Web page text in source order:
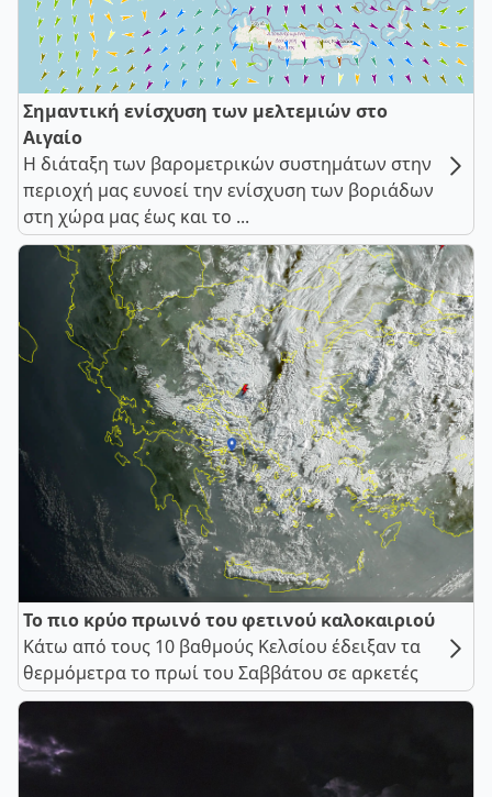
Σημαντική ενίσχυση των μελτεμιών στο
Αιγαίο
Η διάταξη των βαρομετρικών συστημάτων στην
περιοχή μας ευνοεί την ενίσχυση των βοριάδων
στη χώρα μας έως και το ...
Το πιο κρύο πρωινό του φετινού καλοκαιριού
Κάτω από τους 10 βαθμούς Κελσίου έδειξαν τα
θερμόμετρα το πρωί του Σαββάτου σε αρκετές